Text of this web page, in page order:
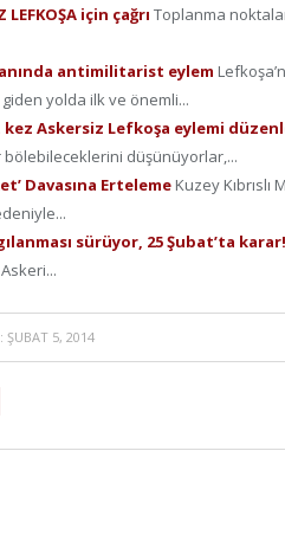
LEFKOŞA için çağrı Toplanma
yanında antimilitarist eylem
yolda ilk ve önemli...
kez Askersiz Lefkoşa eylemi
bölebileceklerini düşünüyorlar,...
Davasına Erteleme Kuzey
sürüyor, 25 Şubat’ta karar!
ŞUBAT 5, 2014